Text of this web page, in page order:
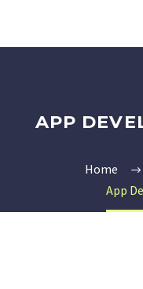
APP
Home
App